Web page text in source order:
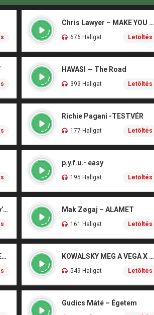
Chris Lawyer – MAKE YOU FLY
676 Hallgat Letöltés
HAVASI — The Road
399 Hallgat Letöltés
Richie Pagani -TESTVÉR
177 Hallgat Letöltés
p.y.f.u.- easy
195 Hallgat Letöltés
Usher – Hey Daddy (Daddy’s Home) Mak Zøgaj – ALAMET
161 Hallgat Letöltés
Honeybeast – BÁRCSAK LENNÉK KOWALSKY MEG A VEGA X SZEBÉNYI DANI – CSÓNAK
549 Hallgat Letöltés
Gudics Máté – Égetem